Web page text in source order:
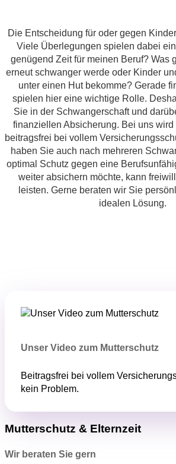
Die Entscheidung für oder gegen
Viele Überlegungen spielen dabei
genügend Zeit für meinen Beruf? Was
erneut schwanger werde oder Kinder
unter einen Hut bekomme? Gerade
spielen hier eine wichtige Rolle.
Sie in der Schwangerschaft und
finanziellen Absicherung. Bei uns
beitragsfrei bei vollem
haben Sie auch nach mehreren
optimal Schutz gegen eine
weiter absichern möchte, kann
leisten. Gerne beraten wir Sie
idealen Lösung.
Unser Video zum Mutterschutz
Beitragsfrei bei vollem
kein Problem.
Mutterschutz & Elternzeit
Wir beraten Sie gern